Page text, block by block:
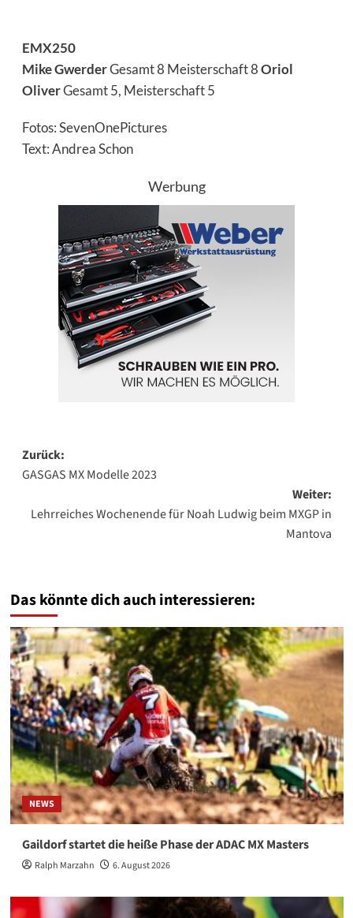
EMX250
Mike GwerderGesamt 8 Meisterschaft 8Oriol
OliverGesamt 5, Meisterschaft 5
Fotos: SevenOnePictures
Text: Andrea Schon
Werbung
Beitragsnavigation
Zurück:
GASGAS MX Modelle 2023
Weiter:
Lehrreiches Wochenende für Noah Ludwig beim MXGP in
Mantova
Das könnte dich auch interessieren:
NEWS
Gaildorf startet die heiße Phase der ADAC MX Masters
Ralph Marzahn 6. August 2026